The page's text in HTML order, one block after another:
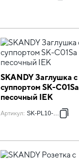
SKANDY Заглушка с
суппортом SK-C01Sa
песочный IEK
Артикул: SK-PL10-K98